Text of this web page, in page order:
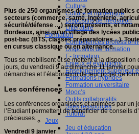
Culture
Culture et numérique
Dispositifs de médiation
Littérature
Formation
Compétences
Dispositifs de formation
E- formation
Enjeux et évolutions
Enseignement supérieur
Formations hybrides
Formation universitaire
Mooc’s
Outils collaboratifs
Sites ressources
Tutorat
Jeux
Jeu et éducation
Plus de 250 organismes de formation publics
secteurs (commerce, santé, ingénierie,
sécurité/défense …) seront présents, et
Bordeaux, ainsi qu’un village des lycées
post-bac (BTS, classes préparatoires…).
en cursus classique ou en alternance.
Tous se mobilisent et se mettent à la disposition
jours, du vendredi 9 au dimanche 11 janvier
démarches et l’élaboration de leur projet de
Les conférences
Les conférences organisées et animées par un
l’Etudiant permettent de bénéficier de conseils
précieuses.
Vendredi 9 janvier